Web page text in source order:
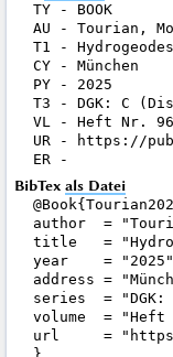
TY - BOOK
AU - Tourian,
T1 -
CY - München
PY - 2025
T3 - DGK: C
VL - Heft Nr.
UR - https://
BibTex als Datei
author  =
title   =
year    =
address =
series  =
volume  = "Heft
url     =